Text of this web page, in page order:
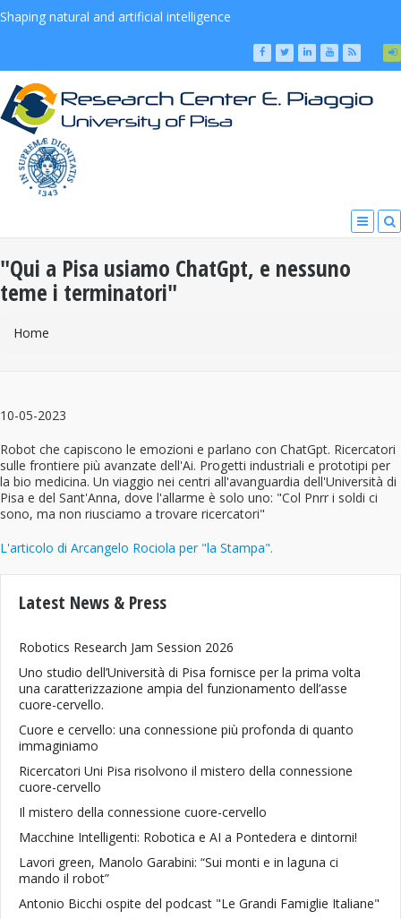
Shaping natural and artificial intelligence
"Qui a Pisa usiamo ChatGpt, e nessuno
teme i terminatori"
You Are Here
Home
10-05-2023
Robot che capiscono le emozioni e parlano con ChatGpt. Ricercatori
sulle frontiere più avanzate dell'Ai. Progetti industriali e prototipi per
la bio medicina. Un viaggio nei centri all'avanguardia dell'Università di
Pisa e del Sant'Anna, dove l'allarme è solo uno: "Col Pnrr i soldi ci
sono, ma non riusciamo a trovare ricercatori"
L'articolo di Arcangelo Rociola per "la Stampa".
Latest News & Press
Robotics Research Jam Session 2026
Uno studio dell’Università di Pisa fornisce per la prima volta
una caratterizzazione ampia del funzionamento dell’asse
cuore-cervello.
Cuore e cervello: una connessione più profonda di quanto
immaginiamo
Ricercatori Uni Pisa risolvono il mistero della connessione
cuore-cervello
Il mistero della connessione cuore-cervello
Macchine Intelligenti: Robotica e AI a Pontedera e dintorni!
Lavori green, Manolo Garabini: “Sui monti e in laguna ci
mando il robot”
Antonio Bicchi ospite del podcast "Le Grandi Famiglie Italiane"